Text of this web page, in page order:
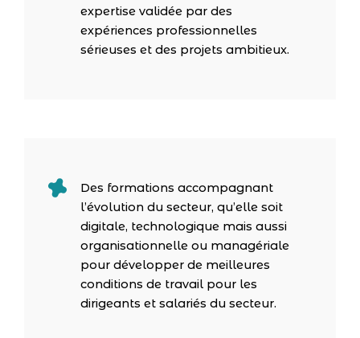
expertise validée par des
expériences professionnelles
sérieuses et des projets ambitieux.
Des formations accompagnant
l’évolution du secteur, qu’elle soit
digitale, technologique mais aussi
organisationnelle ou managériale
pour développer de meilleures
conditions de travail pour les
dirigeants et salariés du secteur.